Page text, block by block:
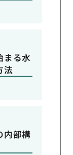
まる水
法
内部構